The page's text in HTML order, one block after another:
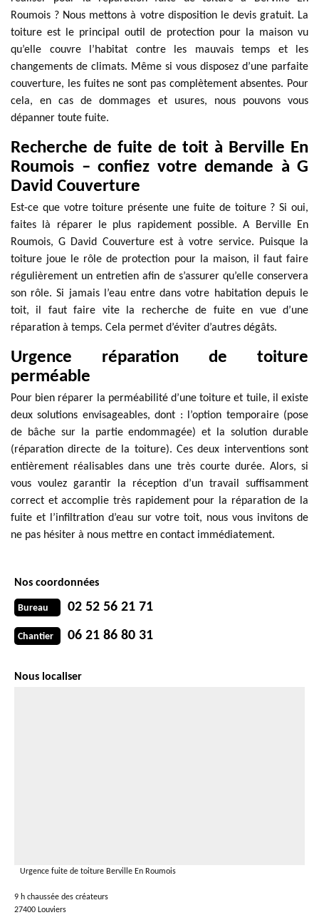
Roumois ? Nous mettons à votre disposition le devis gratuit. La
toiture est le principal outil de protection pour la maison vu
qu’elle couvre l’habitat contre les mauvais temps et les
changements de climats. Même si vous disposez d’une parfaite
couverture, les fuites ne sont pas complètement absentes. Pour
cela, en cas de dommages et usures, nous pouvons vous
dépanner toute fuite.
Recherche de fuite de toit à Berville En
Roumois – confiez votre demande à G
David Couverture
Est-ce que votre toiture présente une fuite de toiture ? Si oui,
faites là réparer le plus rapidement possible. A Berville En
Roumois, G David Couverture est à votre service. Puisque la
toiture joue le rôle de protection pour la maison, il faut faire
régulièrement un entretien afin de s’assurer qu’elle conservera
son rôle. Si jamais l’eau entre dans votre habitation depuis le
toit, il faut faire vite la recherche de fuite en vue d’une
réparation à temps. Cela permet d’éviter d’autres dégâts.
Urgence réparation de toiture
perméable
Pour bien réparer la perméabilité d’une toiture et tuile, il existe
deux solutions envisageables, dont : l’option temporaire (pose
de bâche sur la partie endommagée) et la solution durable
(réparation directe de la toiture). Ces deux interventions sont
entièrement réalisables dans une très courte durée. Alors, si
vous voulez garantir la réception d’un travail suffisamment
correct et accomplie très rapidement pour la réparation de la
fuite et l’infiltration d’eau sur votre toit, nous vous invitons de
ne pas hésiter à nous mettre en contact immédiatement.
Nos coordonnées
Bureau 02 52 56 21 71
Chantier 06 21 86 80 31
Nous localiser
Urgence fuite de toiture Berville En Roumois
9 h chaussée des créateurs
27400 Louviers